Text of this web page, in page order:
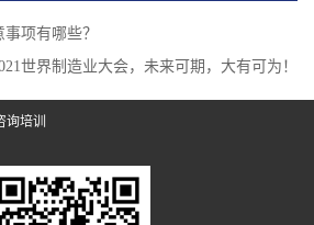
项有哪些？
世界制造业大会，未来可期，大有可为！
询培训